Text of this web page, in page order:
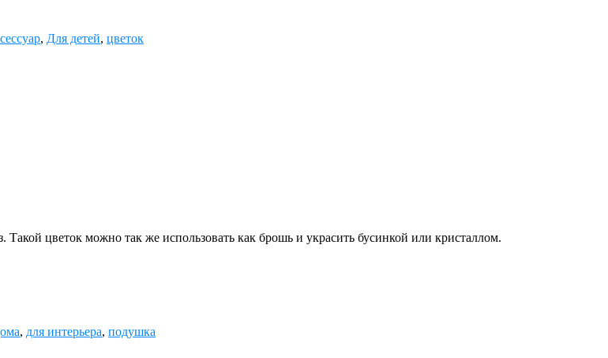
, Для детей, цветок
цветок можно так же использовать как брошь и украсить бусинкой или кристаллом.
, для интерьера, подушка